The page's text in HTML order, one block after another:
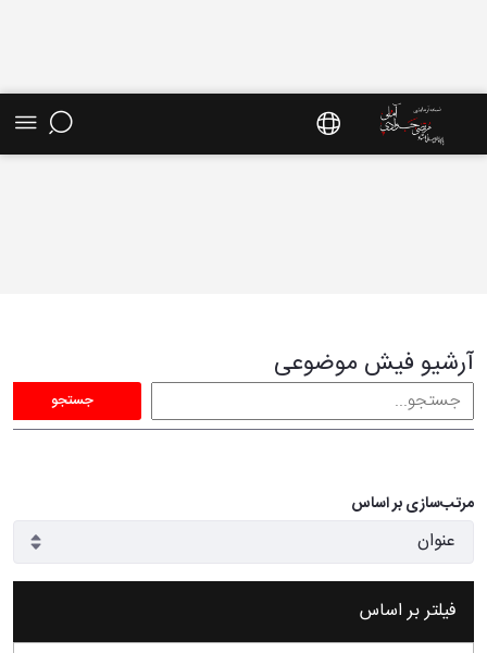
آرشیو فیش موضوعی
جستجو
مرتب‌سازی بر اساس
فیلتر بر اساس